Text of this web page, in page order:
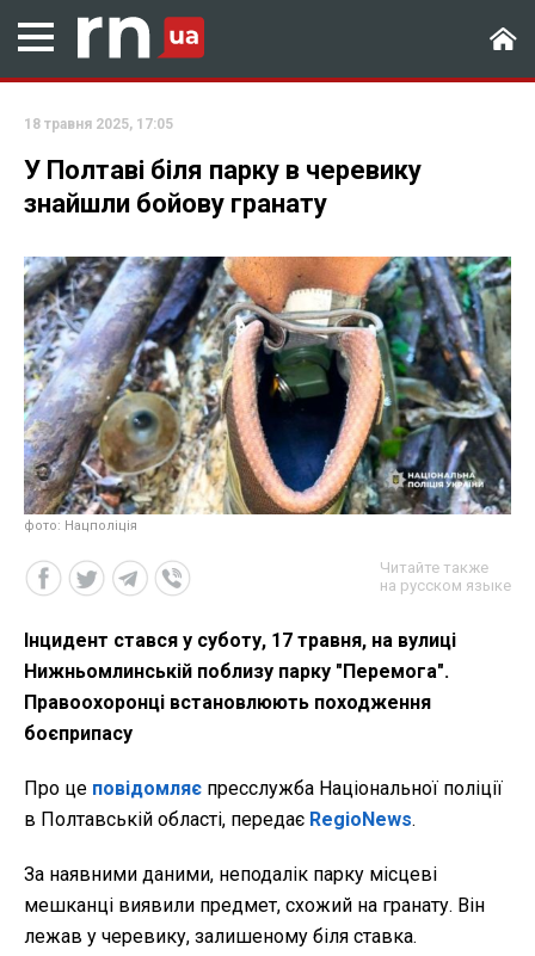
18 травня 2025, 17:05
У Полтаві біля парку в черевику
знайшли бойову гранату
фото: Нацполіція
Читайте также
на русском языке
Інцидент стався у суботу, 17 травня, на вулиці
Нижньомлинській поблизу парку "Перемога".
Правоохоронці встановлюють походження
боєприпасу
Про це повідомляє пресслужба Національної поліції
в Полтавській області, передає RegioNews.
За наявними даними, неподалік парку місцеві
мешканці виявили предмет, схожий на гранату. Він
лежав у черевику, залишеному біля ставка.